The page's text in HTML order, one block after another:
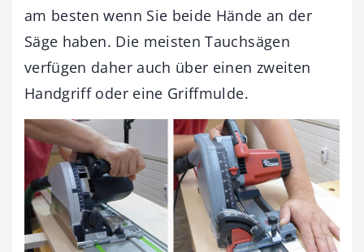
am besten wenn Sie beide Hände an der
Säge haben. Die meisten Tauchsägen
verfügen daher auch über einen zweiten
Handgriff oder eine Griffmulde.